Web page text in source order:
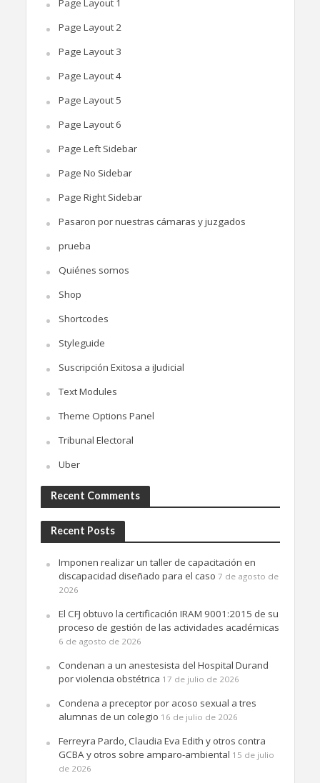
Page Layout 1
Page Layout 2
Page Layout 3
Page Layout 4
Page Layout 5
Page Layout 6
Page Left Sidebar
Page No Sidebar
Page Right Sidebar
Pasaron por nuestras cámaras y juzgados
prueba
Quiénes somos
Shop
Shortcodes
Styleguide
Suscripción Exitosa a iJudicial
Text Modules
Theme Options Panel
Tribunal Electoral
Uber
Recent Comments
Recent Posts
Imponen realizar un taller de capacitación en
discapacidad diseñado para el caso 7 de agosto de
2026
El CFJ obtuvo la certificación IRAM 9001:2015 de su
proceso de gestión de las actividades académicas
6 de agosto de 2026
Condenan a un anestesista del Hospital Durand
por violencia obstétrica 17 de julio de 2026
Condena a preceptor por acoso sexual a tres
alumnas de un colegio 16 de julio de 2026
Ferreyra Pardo, Claudia Eva Edith y otros contra
GCBA y otros sobre amparo-ambiental 15 de julio
de 2026